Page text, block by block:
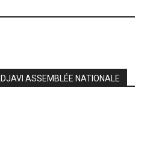
ASSEMBLÉE NATIONALE